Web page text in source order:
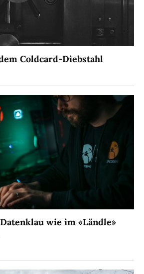
Coldcard-Diebstahl
wie im «Ländle»